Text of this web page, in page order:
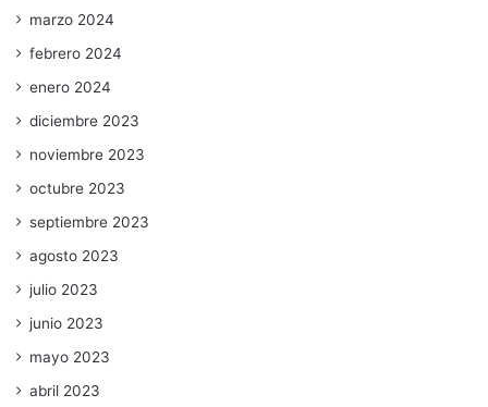
marzo 2024
febrero 2024
enero 2024
diciembre 2023
noviembre 2023
octubre 2023
septiembre 2023
agosto 2023
julio 2023
junio 2023
mayo 2023
abril 2023